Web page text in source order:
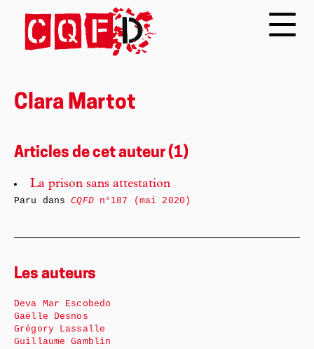
Clara Martot
Articles de cet auteur (1)
La prison sans attestation
Paru dansCQFDn°187 (mai 2020)
Les auteurs
Deva Mar Escobedo
Gaëlle Desnos
Grégory Lassalle
Guillaume Gamblin